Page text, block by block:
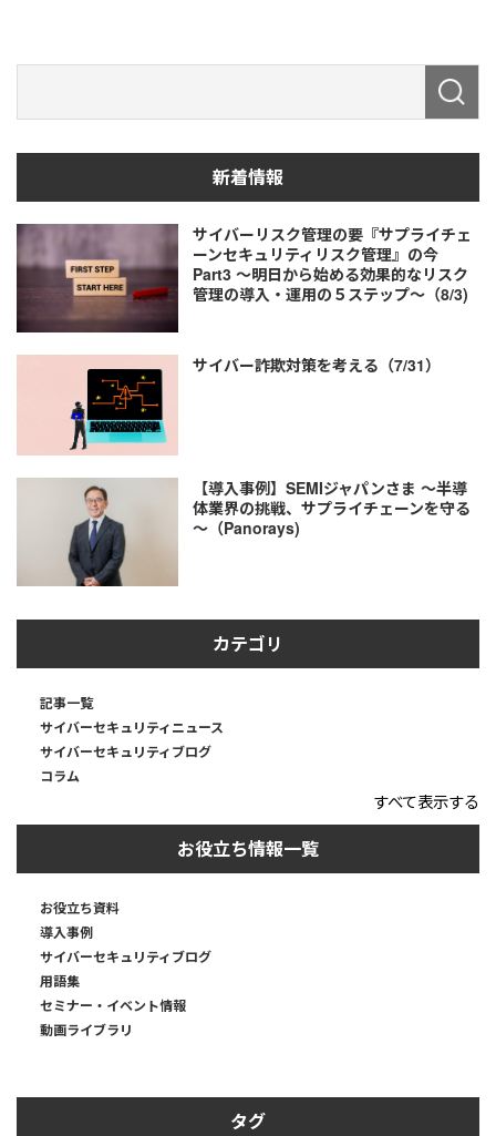
新着情報
サイバーリスク管理の要『サプライチェ
ーンセキュリティリスク管理』の今
Part3 ～明日から始める効果的なリスク
管理の導入・運用の５ステップ～（8/3)
サイバー詐欺対策を考える（7/31）
【導入事例】SEMIジャパンさま ～半導
体業界の挑戦、サプライチェーンを守る
～（Panorays)
カテゴリ
記事一覧
サイバーセキュリティニュース
サイバーセキュリティブログ
コラム
すべて表示する
お役立ち情報一覧
お役立ち資料
導入事例
サイバーセキュリティブログ
用語集
セミナー・イベント情報
動画ライブラリ
タグ